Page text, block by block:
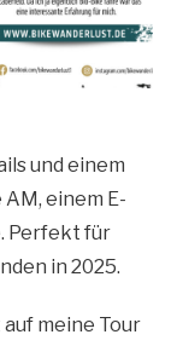
und einem
einem E-
Perfekt für
in 2025.
auf meine Tour